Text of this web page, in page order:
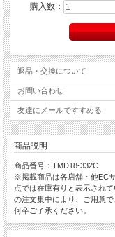
購入数：
返品・交換について
お問い合わせ
友達にメールですすめる
商品説明
商品番号：TMD18-332C
※掲載商品は各店舗・他EC
点では在庫有りと表示され
の注文集中により、ご用意で
何卒ご了承ください。